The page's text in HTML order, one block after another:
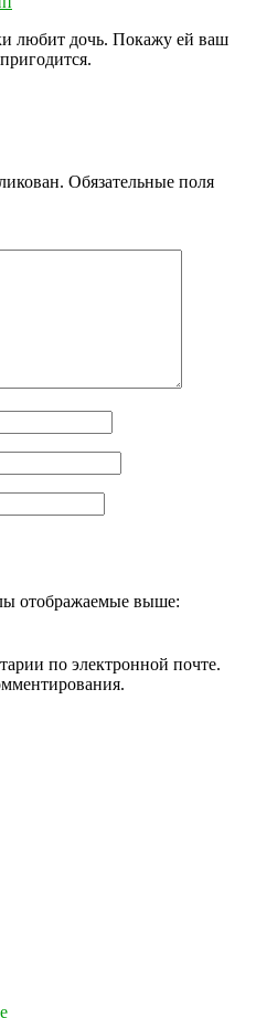
любит дочь. Покажу ей ваш
Обязательные поля
отображаемые выше:
по электронной почте.